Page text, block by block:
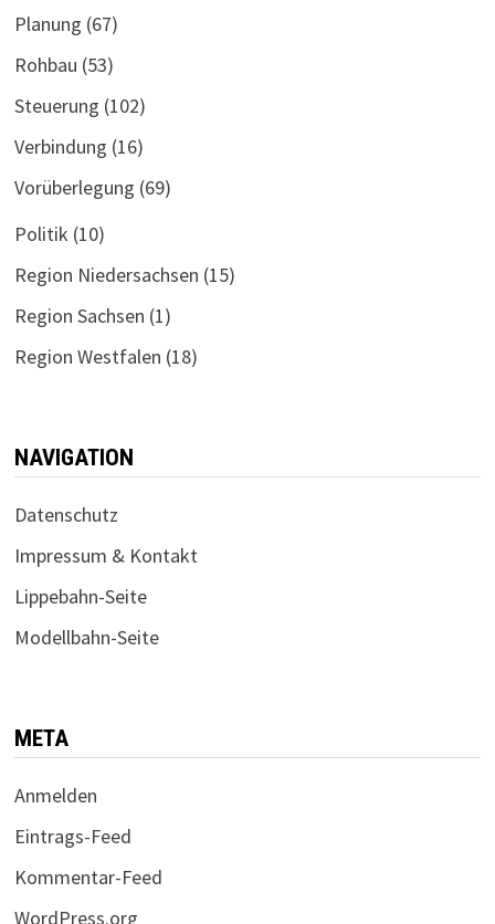
Planung (67)
Rohbau (53)
Steuerung (102)
Verbindung (16)
Vorüberlegung (69)
Politik (10)
Region Niedersachsen (15)
Region Sachsen (1)
Region Westfalen (18)
NAVIGATION
Datenschutz
Impressum & Kontakt
Lippebahn-Seite
Modellbahn-Seite
META
Anmelden
Eintrags-Feed
Kommentar-Feed
WordPress.org